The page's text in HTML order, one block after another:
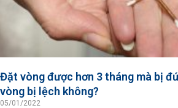
Đặt vòng được hơn 3 tháng mà bị
vòng bị lệch không?
05/01/2022